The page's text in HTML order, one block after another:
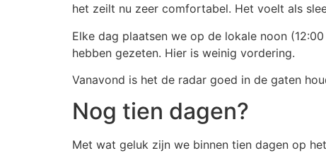
het zeilt nu zeer comfortabel. Het voelt als
Elke dag plaatsen we op de lokale noon
hebben gezeten. Hier is weinig vordering.
Vanavond is het de radar goed in de gaten
Nog tien dagen?
Met wat geluk zijn we binnen tien dagen op